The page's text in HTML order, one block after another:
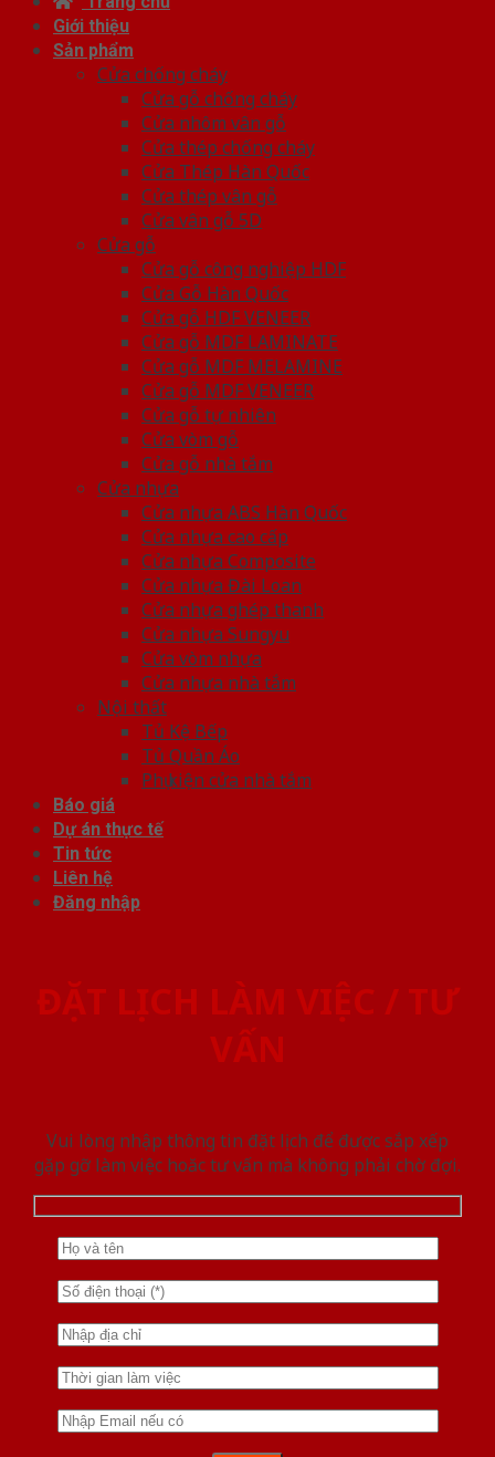
Giới thiệu
Sản phẩm
Cửa chống cháy
Cửa gỗ chống cháy
Cửa nhôm vân gỗ
Cửa thép chống cháy
Cửa Thép Hàn Quốc
Cửa thép vân gỗ
Cửa vân gỗ 5D
Cửa gỗ
Cửa gỗ công nghiệp HDF
Cửa Gỗ Hàn Quốc
Cửa gỗ HDF VENEER
Cửa gỗ MDF LAMINATE
Cửa gỗ MDF MELAMINE
Cửa gỗ MDF VENEER
Cửa gỗ tự nhiên
Cửa vòm gỗ
Cửa gỗ nhà tắm
Cửa nhựa
Cửa nhựa ABS Hàn Quốc
Cửa nhựa cao cấp
Cửa nhựa Composite
Cửa nhựa Đài Loan
Cửa nhựa ghép thanh
Cửa nhựa Sungyu
Cửa vòm nhựa
Cửa nhựa nhà tắm
Nội thất
Tủ Kệ Bếp
Tủ Quần Áo
Phụ kiện cửa nhà tắm
Báo giá
Dự án thực tế
Tin tức
Liên hệ
Đăng nhập
ĐẶT LỊCH LÀM VIỆC / TƯ
VẤN
Vui lòng nhập thông tin đặt lịch để được sắp xếp
gặp gỡ làm việc hoăc tư vấn mà không phải chờ đợi.